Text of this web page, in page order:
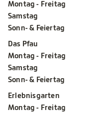
Montag - Freitag
Samstag
Sonn- & Feiertag
Das Pfau
Montag - Freitag
Samstag
Sonn- & Feiertag
Erlebnisgarten
Montag - Freitag